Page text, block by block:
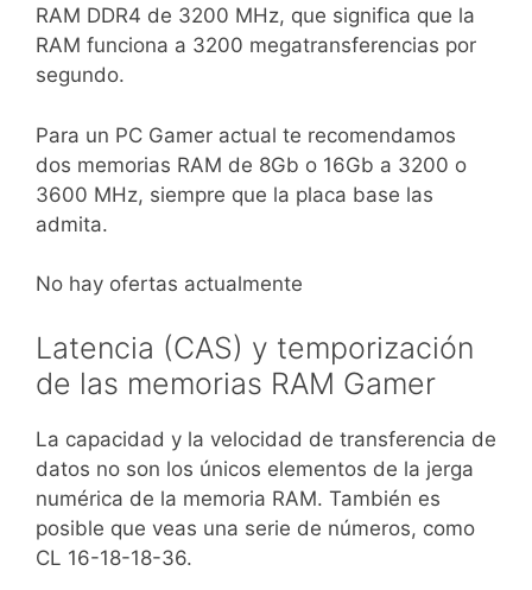
RAM DDR4 de 3200 MHz, que significa que la
RAM funciona a 3200 megatransferencias por
segundo.
Para un PC Gamer actual te recomendamos
dos memorias RAM de 8Gb o 16Gb a 3200 o
3600 MHz, siempre que la placa base las
admita.
No hay ofertas actualmente
Latencia (CAS) y temporización
de las memorias RAM Gamer
La capacidad y la velocidad de transferencia de
datos no son los únicos elementos de la jerga
numérica de la memoria RAM. También es
posible que veas una serie de números, como
CL 16-18-18-36.